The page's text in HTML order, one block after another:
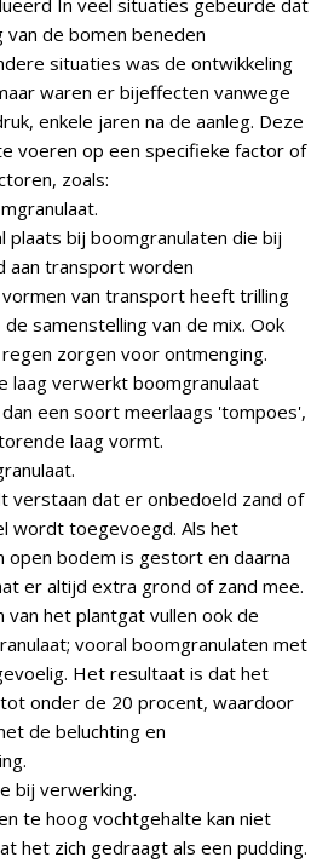
In veel situaties gebeurde dat
de bomen beneden
situaties was de ontwikkeling
waren er bijeffecten vanwege
enkele jaren na de aanleg. Deze
voeren op een specifieke factor of
zoals:
plaats bij boomgranulaten die bij
aan transport worden
van transport heeft trilling
samenstelling van de mix. Ook
zorgen voor ontmenging.
laag verwerkt boomgranulaat
een soort meerlaags 'tompoes',
laag vormt.
verstaan dat er onbedoeld zand of
wordt toegevoegd. Als het
open bodem is gestort en daarna
er altijd extra grond of zand mee.
het plantgat vullen ook de
vooral boomgranulaten met
Het resultaat is dat het
onder de 20 procent, waardoor
de beluchting en
bij verwerking.
te hoog vochtgehalte kan niet
het zich gedraagt als een pudding.